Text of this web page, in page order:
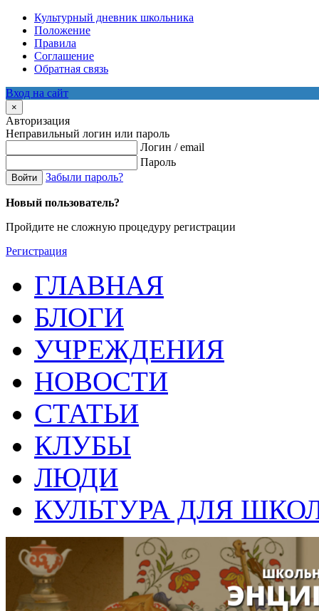
Культурный дневник школьника
Положение
Правила
Соглашение
Обратная связь
Вход на сайт
×
Авторизация
Неправильный логин или пароль
Логин / email
Пароль
Войти Забыли пароль?
Новый пользователь?
Пройдите не сложную процедуру регистрации
Регистрация
ГЛАВНАЯ
БЛОГИ
УЧРЕЖДЕНИЯ
НОВОСТИ
СТАТЬИ
КЛУБЫ
ЛЮДИ
КУЛЬТУРА ДЛЯ